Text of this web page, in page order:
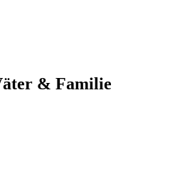
& Familie